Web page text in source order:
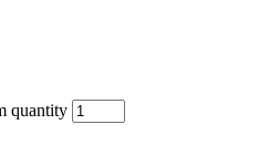
quantity